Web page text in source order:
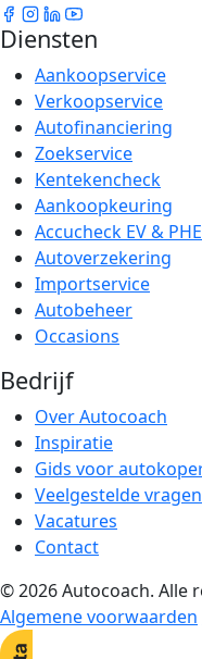
Diensten
Aankoopservice
Verkoopservice
Autofinanciering
Zoekservice
Kentekencheck
Aankoopkeuring
Accucheck EV &
Autoverzekering
Importservice
Autobeheer
Occasions
Bedrijf
Over Autocoach
Inspiratie
Gids voor
Veelgestelde vragen
Vacatures
Contact
© 2026 Autocoach. Alle
Algemene voorwaarden